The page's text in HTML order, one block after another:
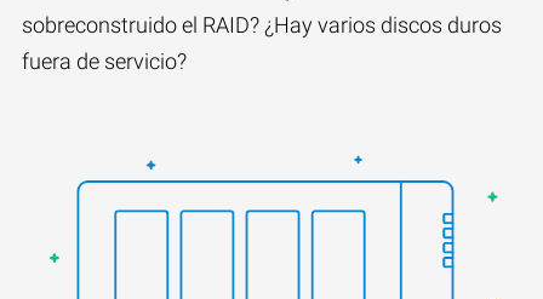
sobreconstruido el RAID? ¿Hay varios discos duros
fuera de servicio?